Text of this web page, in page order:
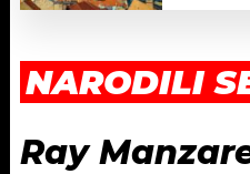
NARODILI
Ray